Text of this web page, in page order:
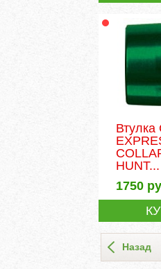
Втулка
HUNT...
1750
Назад